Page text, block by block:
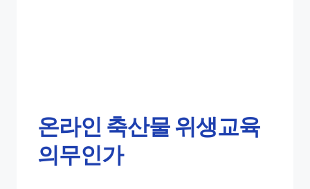
온라인 축산물 위생교육
의무인가